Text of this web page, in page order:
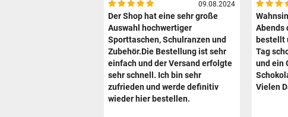
09.08.2024
Der Shop hat eine sehr große
Auswahl hochwertiger
Sporttaschen, Schulranzen und
Zubehör.Die Bestellung ist sehr
einfach und der Versand erfolgte
sehr schnell. Ich bin sehr
zufrieden und werde definitiv
wieder hier bestellen.
Abends
bestellt
Tag
und ein
Vielen